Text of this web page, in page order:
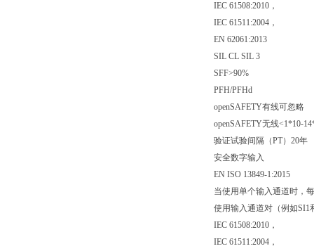
IEC 61508:2010，
IEC 61511:2004，
EN 62061:2013
SIL CL SIL 3
SFF>90%
PFH/PFHd
openSAFETY有线可忽略
openSAFETY无线<1*10-
验证试验间隔（PT）20年
安全数字输入
EN ISO 13849-1:2015
当使用单个输入通道时，
使用输入通道对（例如SI1
IEC 61508:2010，
IEC 61511:2004，